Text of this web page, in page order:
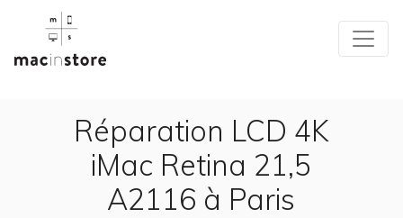
Réparation LCD 4K
iMac Retina 21,5
A2116 à Paris